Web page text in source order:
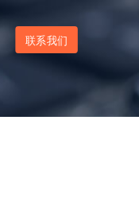
联系我们